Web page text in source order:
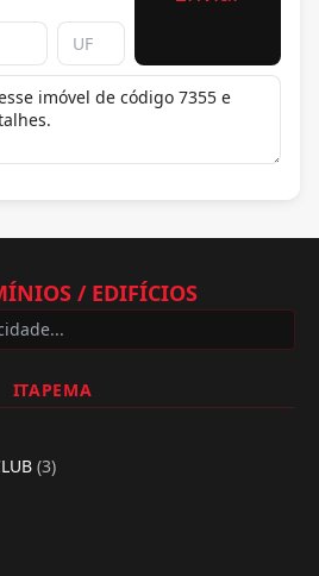
/ EDIFÍCIOS
ITAPEMA
(3)